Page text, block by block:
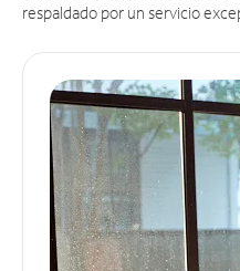
respaldado por un servicio